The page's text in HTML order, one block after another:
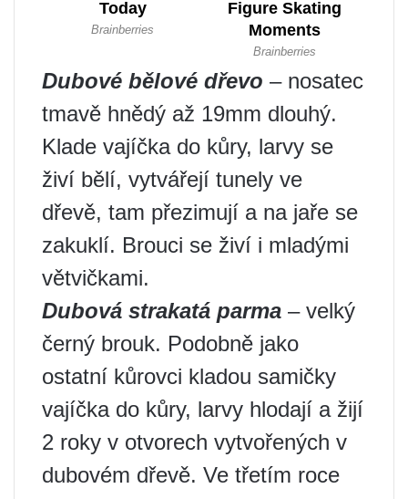
Dubové bělové dřevo – nosatec
tmavě hnědý až 19mm dlouhý.
Klade vajíčka do kůry, larvy se
živí bělí, vytvářejí tunely ve
dřevě, tam přezimují a na jaře se
zakuklí. Brouci se živí i mladými
větvičkami.
Dubová strakatá parma – velký
černý brouk. Podobně jako
ostatní kůrovci kladou samičky
vajíčka do kůry, larvy hlodají a žijí
2 roky v otvorech vytvořených v
dubovém dřevě. Ve třetím roce